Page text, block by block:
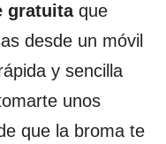
gratuita que
desde un móvil
y sencilla
unos
que la broma te